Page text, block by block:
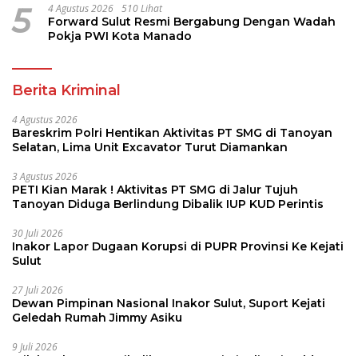
5 4 Agustus 2026 510 Lihat
Forward Sulut Resmi Bergabung Dengan Wadah
Pokja PWI Kota Manado
Berita Kriminal
4 Agustus 2026
Bareskrim Polri Hentikan Aktivitas PT SMG di Tanoyan
Selatan, Lima Unit Excavator Turut Diamankan
3 Agustus 2026
PETI Kian Marak ! Aktivitas PT SMG di Jalur Tujuh
Tanoyan Diduga Berlindung Dibalik IUP KUD Perintis
30 Juli 2026
Inakor Lapor Dugaan Korupsi di PUPR Provinsi Ke Kejati
Sulut
27 Juli 2026
Dewan Pimpinan Nasional Inakor Sulut, Suport Kejati
Geledah Rumah Jimmy Asiku
9 Juli 2026